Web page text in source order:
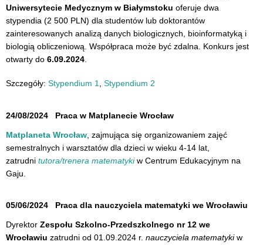
Uniwersytecie Medycznym w Białymstoku oferuje dwa
stypendia (2 500 PLN) dla studentów lub doktorantów
zainteresowanych analizą danych biologicznych, bioinformatyką i
biologią obliczeniową. Współpraca może być zdalna. Konkurs jest
otwarty do 6.09.2024
Szczegóły: Stypendium 1, Stypendium 2
24/08/2024 Praca w Matplanecie Wrocław
Matplaneta Wrocław , zajmująca się organizowaniem zajęć
semestralnych i warsztatów dla dzieci w wieku 4-14 lat,
zatrudni tutora/trenera matematyki w Centrum Edukacyjnym na
Gaju.
05/06/2024 Praca dla nauczyciela matematyki we Wrocławiu
Dyrektor Zespołu Szkolno-Przedszkolnego nr 12 we
Wrocławiu zatrudni od 01.09.2024 r. nauczyciela matematykiw